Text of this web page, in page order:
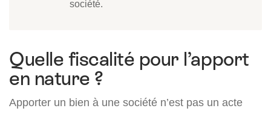
société.
Quelle fiscalité pour l’apport
en nature ?
Apporter un bien à une société n’est pas un acte